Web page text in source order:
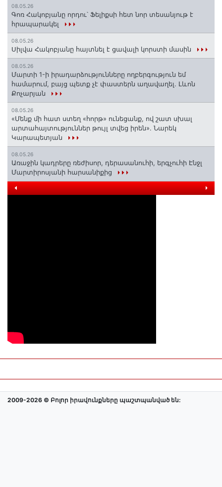
08.05.26
Գոռ Հակոբյանը որդու՝ Ֆելիքսի հետ նոր տեսանյութ է
հրապարակել
08.05.26
Սիլվա Հակոբյանը հայտնել է ցավալի կորստի մասին
08.05.26
Մարտի 1-ի իրադարձությունները ողբերգություն եմ
համարում, բայց պետք չէ փաստերն աղավաղել. Լևոն
Քոչարյան
08.05.26
«Մենք մի հատ ստեղ «հորթ» ունեցանք, ով շատ սխալ
արտահայտություններ թույլ տվեց իրեն». Նարեկ
Կարապետյան
08.05.26
Առաջին կադրերը ռեժիսոր, դերասանուհի, երգչուհի Էնջլ
Մարտիրոսյանի հարսանիքից
2009-2026 © Բոլոր իրավունքները պաշտպանված են: